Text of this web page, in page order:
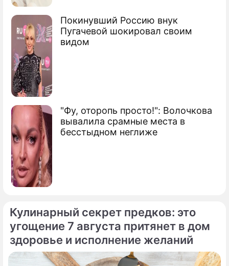
Покинувший Россию внук
Пугачевой шокировал своим
видом
"Фу, оторопь просто!": Волочкова
вывалила срамные места в
бесстыдном неглиже
Кулинарный секрет предков: это
угощение 7 августа притянет в дом
здоровье и исполнение желаний